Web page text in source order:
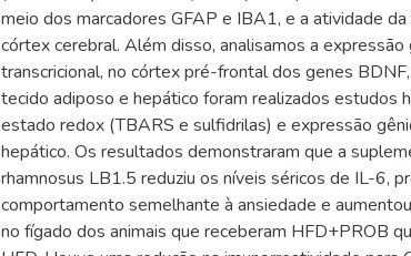
meio dos marcadores GFAP e IBA1, e a atividade
córtex cerebral. Além disso, analisamos a expressão
transcricional, no córtex pré-frontal dos genes BDNF,
tecido adiposo e hepático foram realizados estudos
estado redox (TBARS e sulfidrilas) e expressão
hepático. Os resultados demonstraram que a
rhamnosus LB1.5 reduziu os níveis séricos de IL-6,
comportamento semelhante à ansiedade e
no fígado dos animais que receberam HFD+PROB